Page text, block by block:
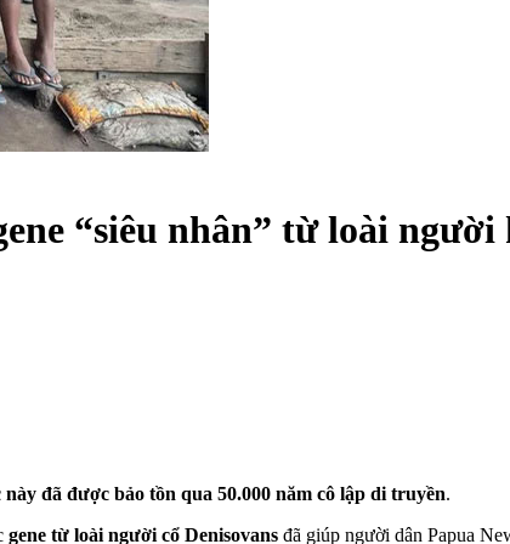
“siêu nhân” từ loài người
đã được bảo tồn qua 50.000 năm cô lập di truyền.
gene từ loài người cổ Denisovans đã giúp người dân Papua